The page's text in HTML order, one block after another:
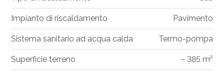
Impianto di riscaldamento Pavimento
Sistema sanitario ad acqua calda Termo-pompa
Superficie terreno ~ 385 m²